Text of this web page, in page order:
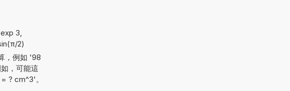
3,
2)
，例如 '98
，可能這
? cm^3'。